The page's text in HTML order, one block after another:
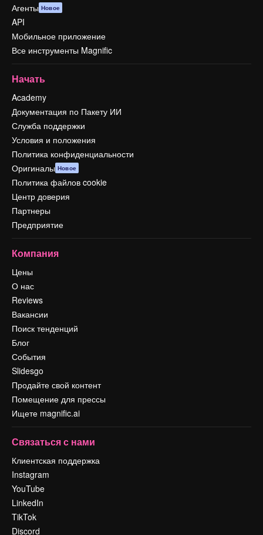
Агенты Новое
API
Мобильное приложение
Все инструменты Magnific
Начать
Academy
Документация по Пакету ИИ
Служба поддержки
Условия и положения
Политика конфиденциальности
Оригиналы Новое
Политика файлов cookie
Центр доверия
Партнеры
Предприятие
Компания
Цены
О нас
Reviews
Вакансии
Поиск тенденций
Блог
События
Slidesgo
Продайте свой контент
Помещение для прессы
Ищете magnific.ai
Связаться с нами
Клиентская поддержка
Instagram
YouTube
LinkedIn
TikTok
Discord